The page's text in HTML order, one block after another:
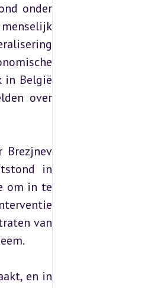
onder
in België
over
Brezjnev
in
om in te
van
en in